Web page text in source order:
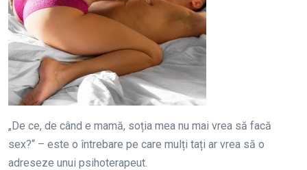
„De ce, de când e mamă, soția mea nu mai vrea să facă
sex?“ – este o întrebare pe care mulți tați ar vrea să o
adreseze unui psihoterapeut.